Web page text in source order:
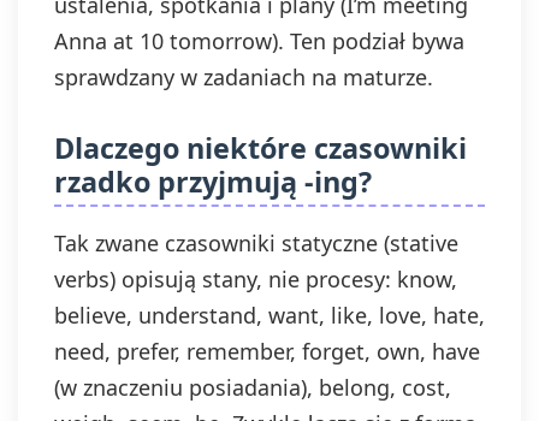
Anna at 10 tomorrow). Ten podział bywa
sprawdzany w zadaniach na maturze.
Dlaczego niektóre czasowniki
rzadko przyjmują -ing?
Tak zwane czasowniki statyczne (stative
verbs) opisują stany, nie procesy: know,
believe, understand, want, like, love, hate,
need, prefer, remember, forget, own, have
(w znaczeniu posiadania), belong, cost,